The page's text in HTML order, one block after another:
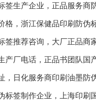
签生产企业，正品服务商
格，浙江保健品印刷防伪
签推荐咨询，大厂正品商
产厂电话，正品书团队国
，日化服务商印刷油墨防
标签制作企业，上海印刷